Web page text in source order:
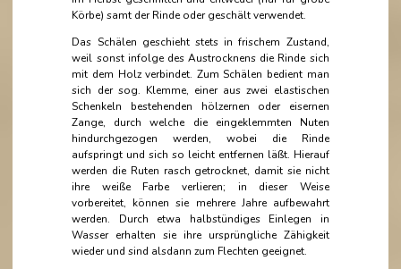
Körbe) samt der Rinde oder geschält verwendet.
Das Schälen geschieht stets in frischem Zustand,
weil sonst infolge des Austrocknens die Rinde sich
mit dem Holz verbindet. Zum Schälen bedient man
sich der sog. Klemme, einer aus zwei elastischen
Schenkeln bestehenden hölzernen oder eisernen
Zange, durch welche die eingeklemmten Nuten
hindurchgezogen werden, wobei die Rinde
aufspringt und sich so leicht entfernen läßt. Hierauf
werden die Ruten rasch getrocknet, damit sie nicht
ihre weiße Farbe verlieren; in dieser Weise
vorbereitet, können sie mehrere Jahre aufbewahrt
werden. Durch etwa halbstündiges Einlegen in
Wasser erhalten sie ihre ursprüngliche Zähigkeit
wieder und sind alsdann zum Flechten geeignet.